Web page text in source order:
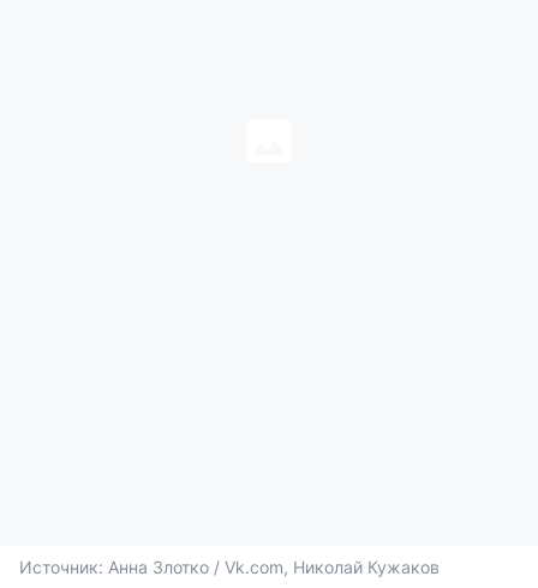
Источник: Анна Злотко / Vk.com, Николай Кужаков